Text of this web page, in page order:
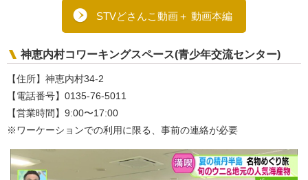
STVどさんこ動画＋ 動画本編
神恵内村コワーキングスペース(青少年交流センター)
【住所】神恵内村34-2
【電話番号】0135-76-5011
【営業時間】9:00〜17:00
※ワーケーションでの利用に限る、事前の連絡が必要